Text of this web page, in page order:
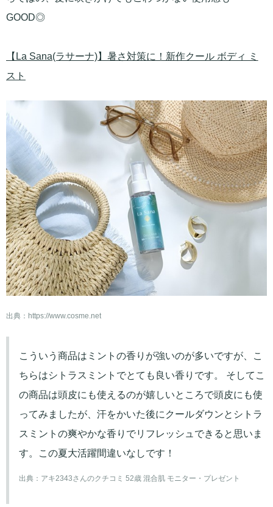
GOOD◎
【La Sana(ラサーナ)】暑さ対策に！新作クール ボディ ミ
スト
出典： https://www.cosme.net
こういう商品はミントの香りが強いのが多いですが、こ
ちらはシトラスミントでとても良い香りです。 そしてこ
の商品は頭皮にも使えるのが嬉しいところで頭皮にも使
ってみましたが、汗をかいた後にクールダウンとシトラ
スミントの爽やかな香りでリフレッシュできると思いま
す。この夏大活躍間違いなしです！
出典： アキ2343さんのクチコミ 52歳 混合肌 モニター・プレゼント